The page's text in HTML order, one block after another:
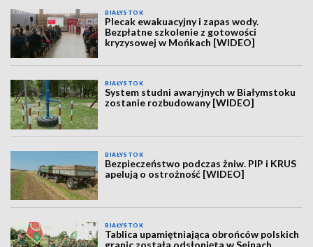
BIAŁYSTOK
Plecak ewakuacyjny i zapas wody.
Bezpłatne szkolenie z gotowości
kryzysowej w Mońkach [WIDEO]
BIAŁYSTOK
System studni awaryjnych w Białymstoku
zostanie rozbudowany [WIDEO]
BIAŁYSTOK
Bezpieczeństwo podczas żniw. PIP i KRUS
apelują o ostrożność [WIDEO]
BIAŁYSTOK
Tablica upamiętniająca obrońców polskich